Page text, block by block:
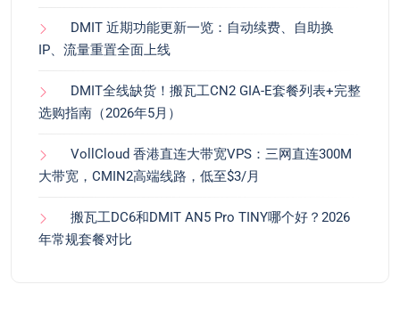
DMIT 近期功能更新一览：自动续费、自助换
IP、流量重置全面上线
DMIT全线缺货！搬瓦工CN2 GIA-E套餐列表+完整
选购指南（2026年5月）
VollCloud 香港直连大带宽VPS：三网直连300M
大带宽，CMIN2高端线路，低至$3/月
搬瓦工DC6和DMIT AN5 Pro TINY哪个好？2026
年常规套餐对比